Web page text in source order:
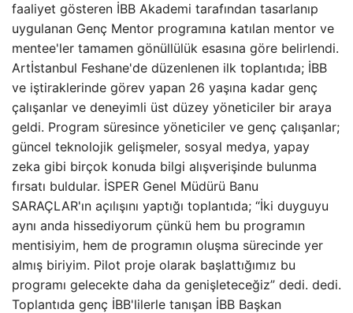
faaliyet gösteren İBB Akademi tarafından tasarlanıp
uygulanan Genç Mentor programına katılan mentor ve
mentee'ler tamamen gönüllülük esasına göre belirlendi.
Artİstanbul Feshane'de düzenlenen ilk toplantıda; İBB
ve iştiraklerinde görev yapan 26 yaşına kadar genç
çalışanlar ve deneyimli üst düzey yöneticiler bir araya
geldi. Program süresince yöneticiler ve genç çalışanlar;
güncel teknolojik gelişmeler, sosyal medya, yapay
zeka gibi birçok konuda bilgi alışverişinde bulunma
fırsatı buldular. İSPER Genel Müdürü Banu
SARAÇLAR'ın açılışını yaptığı toplantıda; “İki duyguyu
aynı anda hissediyorum çünkü hem bu programın
mentisiyim, hem de programın oluşma sürecinde yer
almış biriyim. Pilot proje olarak başlattığımız bu
programı gelecekte daha da genişleteceğiz” dedi. dedi.
Toplantıda genç İBB'lilerle tanışan İBB Başkan